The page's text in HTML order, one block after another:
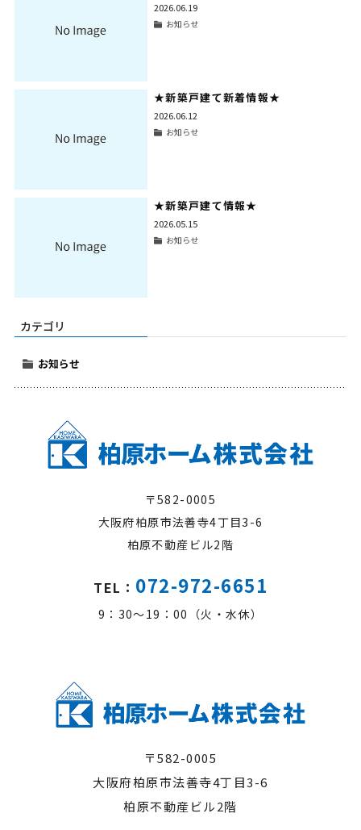
2026.06.19
お知らせ
★新築戸建て新着情報★
2026.06.12
お知らせ
★新築戸建て情報★
2026.05.15
お知らせ
カテゴリ
お知らせ
〒582-0005
大阪府柏原市法善寺4丁目3-6
柏原不動産ビル2階
TEL： 072-972-6651
9：30～19：00（火・水休）
〒582-0005
大阪府柏原市法善寺4丁目3-6
柏原不動産ビル2階